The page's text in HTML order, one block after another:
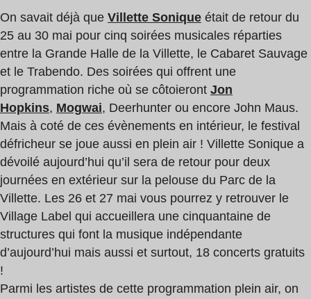
On savait déjà que Villette Sonique était de retour du
25 au 30 mai pour cinq soirées musicales réparties
entre la Grande Halle de la Villette, le Cabaret Sauvage
et le Trabendo. Des soirées qui offrent une
programmation riche où se côtoieront Jon
Hopkins, Mogwai, Deerhunter ou encore John Maus.
Mais à coté de ces évènements en intérieur, le festival
défricheur se joue aussi en plein air ! Villette Sonique a
dévoilé aujourd’hui qu’il sera de retour pour deux
journées en extérieur sur la pelouse du Parc de la
Villette. Les 26 et 27 mai vous pourrez y retrouver le
Village Label qui accueillera une cinquantaine de
structures qui font la musique indépendante
d’aujourd’hui mais aussi et surtout, 18 concerts gratuits
!
Parmi les artistes de cette programmation plein air, on